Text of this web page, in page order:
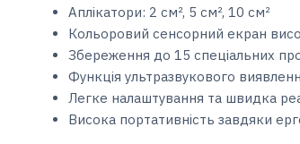
Аплікатори: 2 см², 5 см², 10 см²
Кольоровий сенсорний екран
Збереження до 15 спеціальних
Функція ультразвукового
Легке налаштування та швидка
Висока портативність завдяки